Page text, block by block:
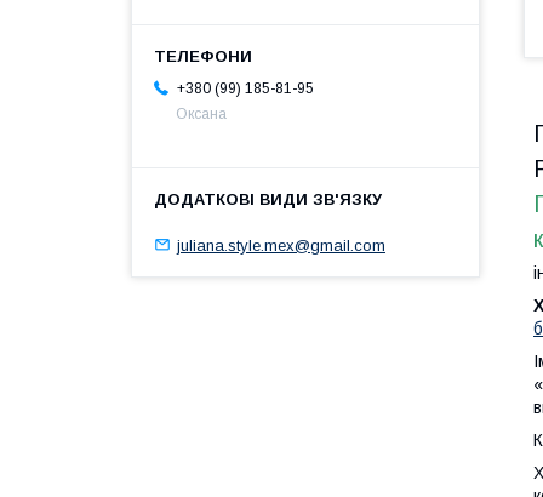
+380 (99) 185-81-95
Оксана
juliana.style.mex@gmail.com